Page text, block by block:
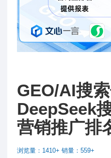
GEO/AI搜
DeepSeek
营销推广排
浏览量：1410+ 销量：559+